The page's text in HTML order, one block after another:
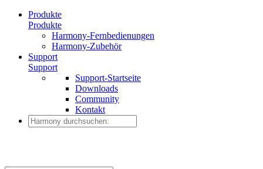
Produkte
Produkte
Harmony-Fernbedienungen
Harmony-Zubehör
Support
Support
Support-Startseite
Downloads
Community
Kontakt